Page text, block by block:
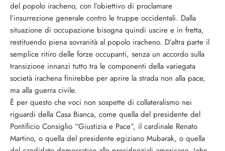
del popolo iracheno, con l’obiettivo di proclamare
l’insurrezione generale contro le truppe occidentali. Dalla
situazione di occupazione bisogna quindi uscire e in fretta,
restituendo piena sovranità al popolo iracheno. D’altra parte il
semplice ritiro delle forze occupanti, senza un accordo sulla
transizione innanzi tutto tra le componenti della variegata
società irachena finirebbe per aprire la strada non alla pace,
ma alla guerra civile.
È per questo che voci non sospette di collateralismo nei
riguardi della Casa Bianca, come quella del presidente del
Pontificio Consiglio “Giustizia e Pace”, il cardinale Renato
Martino, o quella del presidente egiziano Mubarak, o quella